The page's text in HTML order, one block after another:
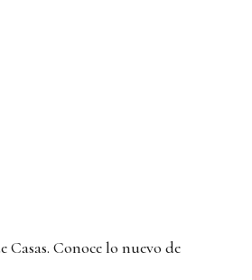
Conoce lo nuevo de